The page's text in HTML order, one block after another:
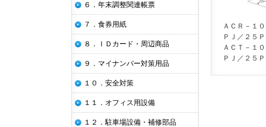
ＡＣＲ－１
ＰＪ／２５
ＡＣＴ－１
ＰＪ／２５
６．年末調整関連帳票
７．食券用紙
８．ＩＤカード・周辺商品
９．マイナンバー対策用品
１０．安全対策
１１．オフィス用設備
１２．駐車場設備・補修部品